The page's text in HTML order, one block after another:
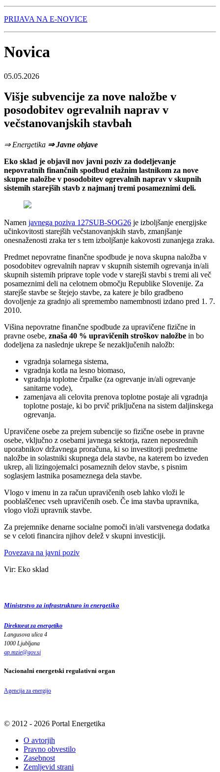
PRIJAVA NA E-NOVICE
Novica
05.05.2026
Višje subvencije za nove naložbe v
posodobitev ogrevalnih naprav v
večstanovanjskih stavbah
⇒ Energetika ⇒ Javne objave
Eko sklad je objavil nov javni poziv za dodeljevanje
nepovratnih finančnih spodbud etažnim lastnikom za nove
skupne naložbe v posodobitev ogrevalnih naprav v skupnih
sistemih starejših stavb z najmanj tremi posameznimi deli.
Namen javnega poziva 127SUB-SOG26 je izboljšanje energijske
učinkovitosti starejših večstanovanjskih stavb, zmanjšanje
onesnaženosti zraka ter s tem izboljšanje kakovosti zunanjega zraka.
Predmet nepovratne finančne spodbude je nova skupna naložba v
posodobitev ogrevalnih naprav v skupnih sistemih ogrevanja in/ali
skupnih sistemih priprave tople vode v starejši stavbi s tremi ali več
posameznimi deli na celotnem območju Republike Slovenije. Za
starejše stavbe se štejejo stavbe, za katere je bilo gradbeno
dovoljenje za gradnjo ali spremembo namembnosti izdano pred 1. 7.
2010.
Višina nepovratne finančne spodbude za upravičene fizične in
pravne osebe, znaša 40 % upravičenih stroškov naložbe in bo
dodeljena za naslednje ukrepe še nezaključenih naložb:
vgradnja solarnega sistema,
vgradnja kotla na lesno biomaso,
vgradnja toplotne črpalke (za ogrevanje in/ali ogrevanje
sanitarne vode),
zamenjava ali celovita prenova toplotne postaje ali vgradnja
toplotne postaje, ki bo prvič priključena na sistem daljinskega
ogrevanja.
Upravičene osebe za prejem subencije so fizične osebe in pravne
osebe, vključno z osebami javnega sektorja, razen neposrednih
uporabnikov državnega proračuna, ki so investitorji predmetne
naložbe in solastniki skupnega dela stavbe, na katerem bo izveden
ukrep, ali lizingojemalci posameznih delov stavbe, s pisnim
soglasjem lastnika posameznega dela stavbe.
Vlogo v imenu in za račun upravičenih oseb lahko vloži le
pooblaščenec vseh upravičenih oseb. Če ima stavba upravnika,
vlogo vloži upravnik stavbe.
Za prejemnike denarne socialne pomoči in/ali varstvenega dodatka
se v celoti financira njihov delež v skupni investiciji.
Povezava na javni poziv
Vir: Eko sklad
Ministrstvo za infrastrukturo in energetiko
Direktorat za energetiko
Langusova ulica 4
1000 Ljubljana
gp.mzie@gov.si
Nacionalni energetski regulativni organ
Agencija za energijo
© 2012 - 2026 Portal Energetika
O avtorjih
Pravno obvestilo
Zasebnost
Zemljevid strani